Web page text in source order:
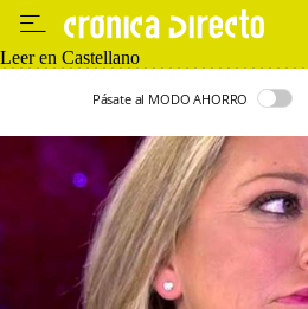
Leer en Castellano
Pásate al MODO AHORRO